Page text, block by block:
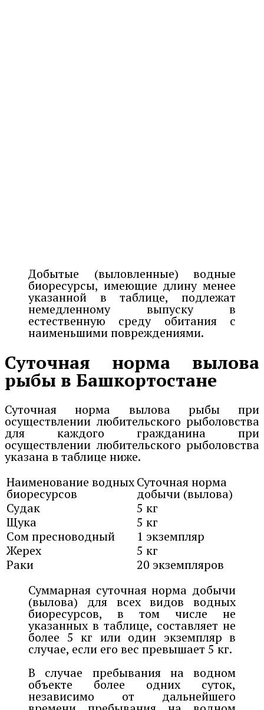
Добытые (выловленные) водные
биоресурсы, имеющие длину менее
указанной в таблице, подлежат
немедленному выпуску в
естественную среду обитания с
наименьшими повреждениями.
Суточная норма вылова
рыбы в Башкортостане
Суточная норма вылова рыбы при
осуществлении любительского рыболовства
для каждого гражданина при
осуществлении любительского рыболовства
указана в таблице ниже.
Наименование водных
биоресурсов
Суточная норма
добычи (вылова)
Судак
5 кг
Щука
5 кг
Сом пресноводный
1 экземпляр
Жерех
5 кг
Раки
20 экземпляров
Суммарная суточная норма добычи
(вылова) для всех видов водных
биоресурсов, в том числе не
указанных в таблице, составляет не
более 5 кг или один экземпляр в
случае, если его вес превышает 5 кг.
В случае пребывания на водном
объекте более одних суток,
независимо от дальнейшего